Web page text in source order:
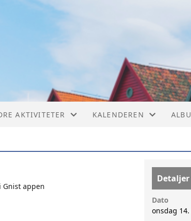
AKTIVITETER
GRUPPEE 18-40ÅR
KALENDEREN
Gnist appen
Detaljer
Dato
onsdag